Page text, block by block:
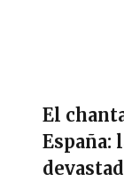
El
España: